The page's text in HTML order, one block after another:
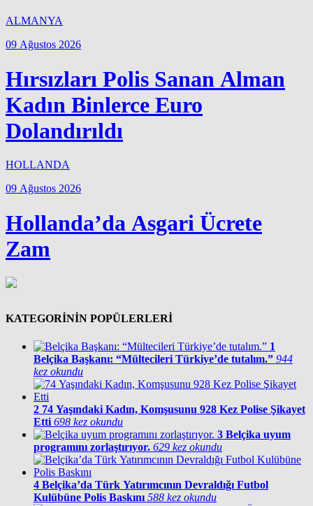
ALMANYA
09 Ağustos 2026
Hırsızları Polis Sanan Alman
Kadın Binlerce Euro
Dolandırıldı
HOLLANDA
09 Ağustos 2026
Hollanda’da Asgari Ücrete
Zam
KATEGORİNİN POPÜLERLERİ
1
Belçika Başkanı: “Mültecileri Türkiye’de tutalım.” 944
kez okundu
2 74 Yaşındaki Kadın, Komşusunu 928 Kez Polise Şikayet
Etti 698 kez okundu
3 Belçika uyum
programını zorlaştırıyor. 629 kez okundu
4 Belçika’da Türk Yatırımcının Devraldığı Futbol
Kulübüne Polis Baskını 588 kez okundu